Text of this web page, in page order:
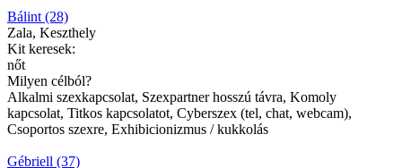
Bálint (28)
Zala, Keszthely
Kit keresek:
nőt
Milyen célból?
Alkalmi szexkapcsolat, Szexpartner hosszú távra, Komoly
kapcsolat, Titkos kapcsolatot, Cyberszex (tel, chat, webcam),
Csoportos szexre, Exhibicionizmus / kukkolás
Gébriell (37)